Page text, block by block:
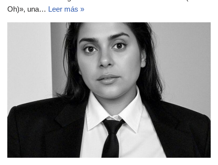
Oh)», una… Leer más »